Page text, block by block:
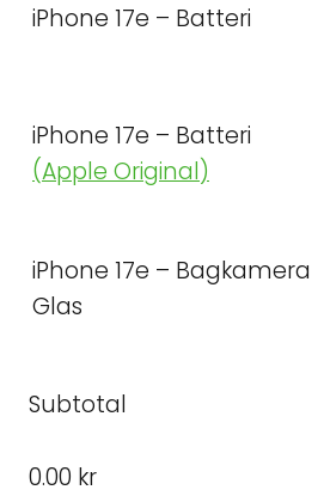
iPhone 17e – Batteri
iPhone 17e – Batteri
(Apple Original)
iPhone 17e – Bagkamera
Glas
Subtotal
0.00 kr